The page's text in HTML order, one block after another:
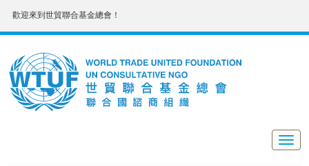
歡迎來到世貿聯合基金總會！